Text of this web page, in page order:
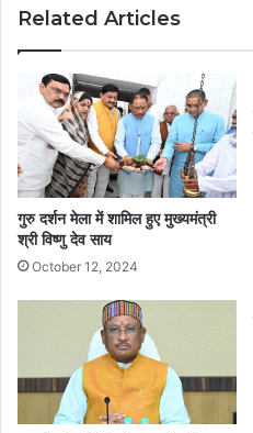
Related Articles
गुरु दर्शन मेला में शामिल हुए मुख्यमंत्री
श्री विष्णु देव साय
October 12, 2024